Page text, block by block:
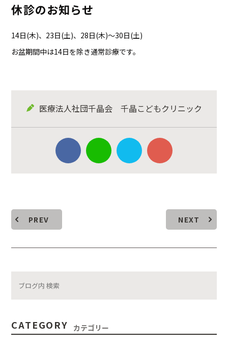
休診のお知らせ
14日(木)、23日(土)、28日(木)～30日(土)
お盆期間中は14日を除き通常診療です。
医療法人社団千晶会 千晶こどもクリニック
PREV NEXT
CATEGORY カテゴリー